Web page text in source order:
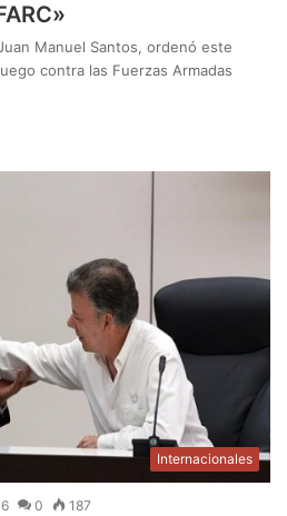
Manuel Santos, ordenó este
contra las Fuerzas Armadas
Internacionales
0 187